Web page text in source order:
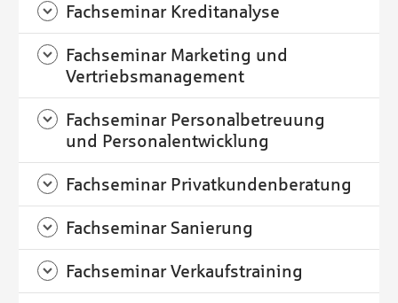
Fachseminar Kreditanalyse
Fachseminar Marketing und
Vertriebsmanagement
Fachseminar Personalbetreuung
und Personalentwicklung
Fachseminar Privatkundenberatung
Fachseminar Sanierung
Fachseminar Verkaufstraining